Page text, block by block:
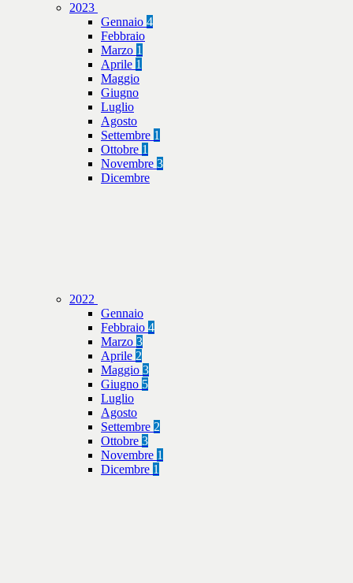
2023
Gennaio 4
Febbraio
Marzo 1
Aprile 1
Maggio
Giugno
Luglio
Agosto
Settembre 1
Ottobre 1
Novembre 3
Dicembre
2022
Gennaio
Febbraio 4
Marzo 3
Aprile 2
Maggio 3
Giugno 5
Luglio
Agosto
Settembre 2
Ottobre 3
Novembre 1
Dicembre 1